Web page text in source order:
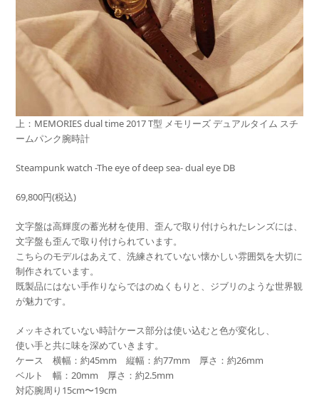
上：MEMORIES dual time 2017 T型 メモリーズ デュアルタイム スチ
ームパンク腕時計
Steampunk watch -The eye of deep sea- dual eye DB
69,800円(税込)
文字盤は高輝度の蓄光材を使用、歪んで取り付けられたレンズには、
文字盤も歪んで取り付けられています。
こちらのモデルはあえて、洗練されていない懐かしい雰囲気を大切に
制作されています。
既製品にはない手作りならではのぬくもりと、 ジブリのような世界観
が魅力です。
メッキされていない時計ケース部分は使い込むと色が変化し、
使い手と共に味を深めていきます。
ケース 横幅：約45mm 縦幅：約77mm 厚さ：約26mm
ベルト 幅：20mm 厚さ：約2.5mm
対応腕周り15cm〜19cm